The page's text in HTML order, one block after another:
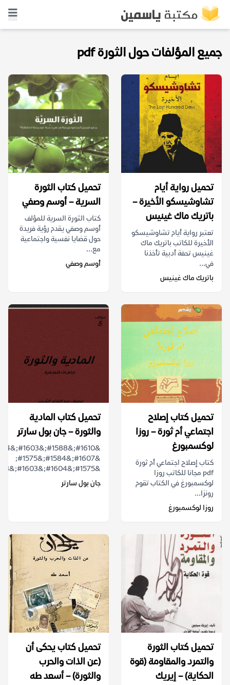
جميع المؤلفات حول الثورة pdf
تحميل رواية أيام
تشاوشيسكو الأخيرة –
باتريك ماك غينيس
تعتبر رواية أيام تشاوشيسكو
الأخيرة للكاتب باتريك ماك
غينيس تحفة أدبية تأخذنا
في...
باتريك ماك غينيس
تحميل كتاب الثورة
السرية – أوسم وصفي
كتاب الثورة السرية للمؤلف
أوسم وصفي يقدم رؤية فريدة
حول قضايا نفسية واجتماعية
مع...
أوسم وصفي
تحميل كتاب إصلاح
اجتماعي أم ثورة – روزا
لوكسمبورغ
كتاب إصلاح اجتماعي أم ثورة
pdf مجانا للكاتب روزا
لوكسمبورغ في الكتاب تقوم
رونزا...
روزا لوكسمبورغ
تحميل كتاب المادية
والثورة – جان بول سارتر
&#1607;&#1584;&#1575;
&#1575;&#1604;&#1603;&#1578;&...
جان بول سارتر
تحميل كتاب الثورة
والتمرد والمقاومة (قوة
الحكاية) – إيريك
تحميل كتاب يحكى أن
(عن الذات والحرب
والثورة) – أسعد طه